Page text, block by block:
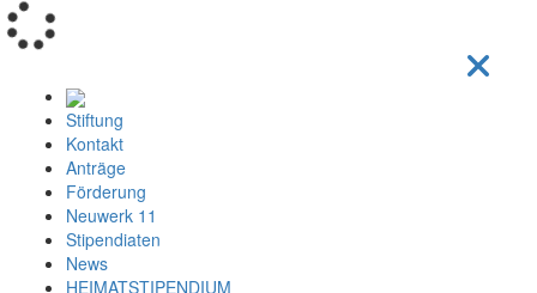
Stiftung
Kontakt
Anträge
Förderung
Neuwerk 11
Stipendiaten
News
HEIMATSTIPENDIUM